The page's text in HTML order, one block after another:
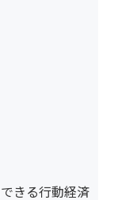
きる行動経済